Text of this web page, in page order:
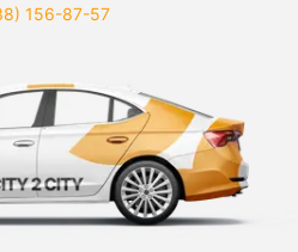
156-87-57